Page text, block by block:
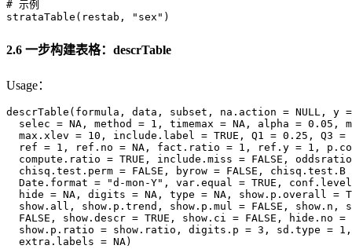
# 示例
strataTable(restab, "sex")
2.6 一步构建表格：descrTable
Usage：
descrTable(formula, data, subset, na.action = NULL, y
selec = NA, method = 1, timemax = NA, alpha = 0.05,
max.xlev = 10, include.label = TRUE, Q1 = 0.25, Q3
ref = 1, ref.no = NA, fact.ratio = 1, ref.y = 1,
compute.ratio = TRUE, include.miss = FALSE,
chisq.test.perm = FALSE, byrow = FALSE,
Date.format = "d-mon-Y", var.equal = TRUE,
hide = NA, digits = NA, type = NA, show.p.overall =
show.all, show.p.trend, show.p.mul = FALSE, show.n,
FALSE, show.descr = TRUE, show.ci = FALSE, hide.no =
show.p.ratio = show.ratio, digits.p = 3, sd.type =
  extra.labels = NA)